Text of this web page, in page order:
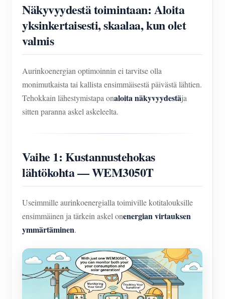
Näkyvyydestä toimintaan: Aloita
yksinkertaisesti, skaalaa, kun olet
valmis
Aurinkoenergian optimoinnin ei tarvitse olla
monimutkaista tai kallista ensimmäisestä päivästä lähtien.
Tehokkain lähestymistapa onaloita näkyvyydestäja
sitten paranna askel askeleelta.
Vaihe 1: Kustannustehokas
lähtökohta — WEM3050T
Useimmille aurinkoenergialla toimiville kotitalouksille
ensimmäinen ja tärkein askel onenergian virtauksen
ymmärtäminen.